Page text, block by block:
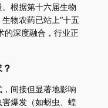
根据第十六届生物
物农药已站上“十五
的深度融合，行业正
间接但显著地影响
爆发（如蚜虫、蝗